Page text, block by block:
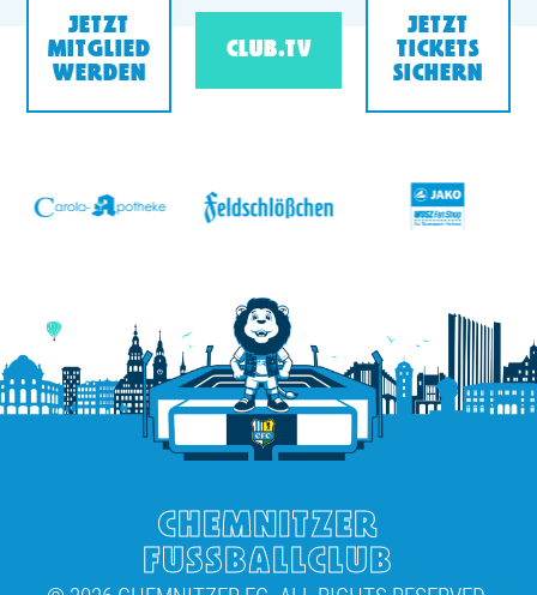
JETZT
MITGLIED
WERDEN
CLUB.TV
JETZT
TICKETS
SICHERN
CHEMNITZER
FUSSBALLCLUB